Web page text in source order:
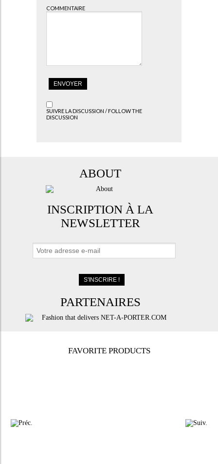
COMMENTAIRE
SUIVRE LA DISCUSSION / FOLLOW THE
DISCUSSION
ABOUT
INSCRIPTION À LA
NEWSLETTER
PARTENAIRES
FAVORITE PRODUCTS